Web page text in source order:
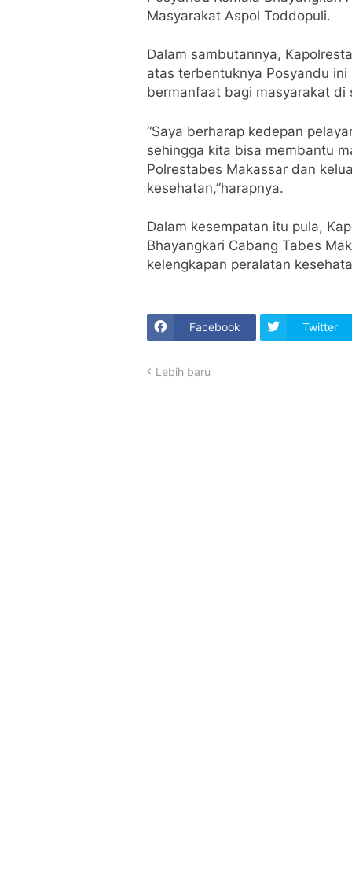
Masyarakat Aspol Toddopuli.
Dalam sambutannya,
atas terbentuknya Posyandu
bermanfaat bagi masyarakat di
“Saya berharap kedepan
sehingga kita bisa membantu
Polrestabes Makassar dan
kesehatan,”harapnya.
Dalam kesempatan itu pula,
Bhayangkari Cabang Tabes
kelengkapan peralatan
Facebook Twitter
Lebih baru